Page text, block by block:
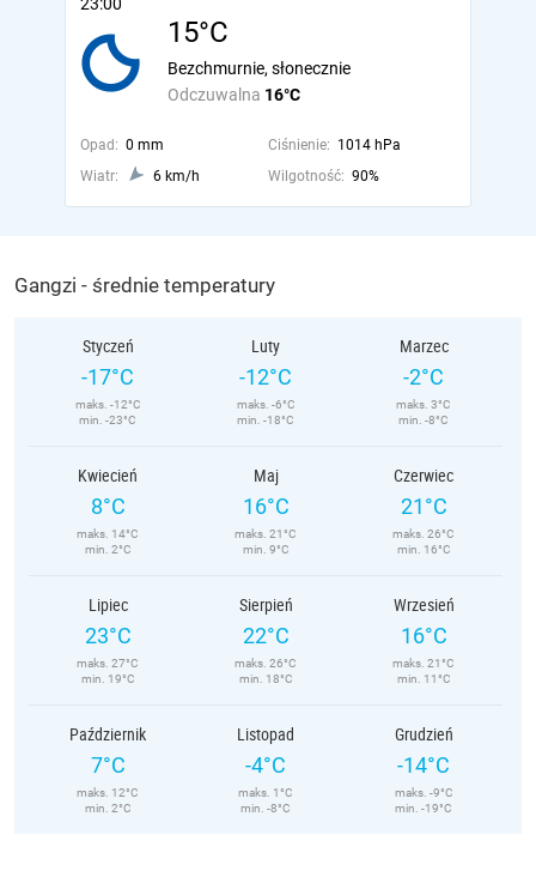
15°C
Odczuwalna 16°C
Bezchmurnie, słonecznie
Opad: 0 mm Ciśnienie: 1014 hPa
Wiatr:
6 km/h Wilgotność: 90%
Gangzi - średnie temperatury
Styczeń
-17°C
maks. -12°C
min. -23°C
Luty
-12°C
maks. -6°C
min. -18°C
Marzec
-2°C
maks. 3°C
min. -8°C
Kwiecień
8°C
maks. 14°C
min. 2°C
Maj
16°C
maks. 21°C
min. 9°C
Czerwiec
21°C
maks. 26°C
min. 16°C
Lipiec
23°C
maks. 27°C
min. 19°C
Sierpień
22°C
maks. 26°C
min. 18°C
Wrzesień
16°C
maks. 21°C
min. 11°C
Październik
7°C
maks. 12°C
min. 2°C
Listopad
-4°C
maks. 1°C
min. -8°C
Grudzień
-14°C
maks. -9°C
min. -19°C